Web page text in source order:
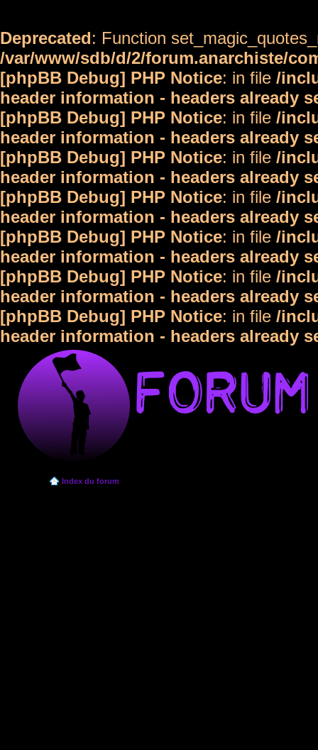
Deprecated: Function
/var/www/sdb/d/2/forum.anarchiste/
[phpBB Debug] PHP Notice: in file /
header information - headers already
[phpBB Debug] PHP Notice: in file /
header information - headers already
[phpBB Debug] PHP Notice: in file /
header information - headers already
[phpBB Debug] PHP Notice: in file /
header information - headers already
[phpBB Debug] PHP Notice: in file /
header information - headers already
[phpBB Debug] PHP Notice: in file /
header information - headers already
[phpBB Debug] PHP Notice: in file /
header information - headers already
Index du forum